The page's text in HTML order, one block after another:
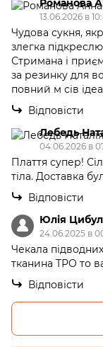
Романова
13.06.2026 в
Чудова сукня,
злегка
Стримана і
за резинку для
повний м сів
Відповісти
Лебедь
04.06.2026 в
Плаття супер!
тіла. Доставка
Відповісти
Юлія
24.06.2025 в
Чекала
тканина ТРО то
Відповісти